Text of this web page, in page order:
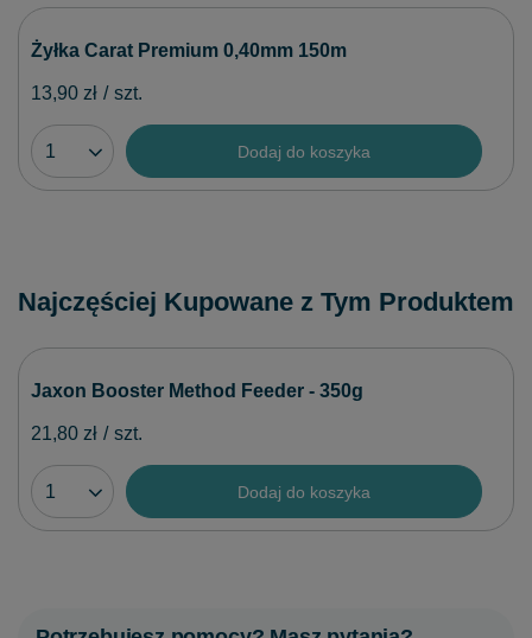
Żyłka Carat Premium 0,40mm 150m
13,90 zł / szt.
Dodaj do koszyka
Najczęściej Kupowane z Tym Produktem
Jaxon Booster Method Feeder - 350g
21,80 zł / szt.
Dodaj do koszyka